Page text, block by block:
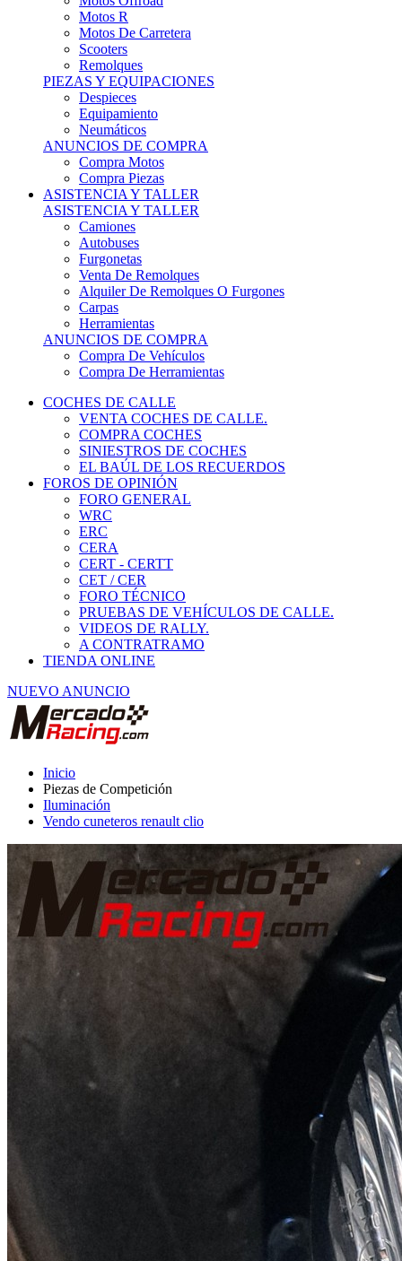
Motos R
Motos De Carretera
Scooters
Remolques
PIEZAS Y EQUIPACIONES
Despieces
Equipamiento
Neumáticos
ANUNCIOS DE COMPRA
Compra Motos
Compra Piezas
ASISTENCIA Y TALLER
ASISTENCIA Y TALLER
Camiones
Autobuses
Furgonetas
Venta De Remolques
Alquiler De Remolques O Furgones
Carpas
Herramientas
ANUNCIOS DE COMPRA
Compra De Vehículos
Compra De Herramientas
COCHES DE CALLE
VENTA COCHES DE CALLE.
COMPRA COCHES
SINIESTROS DE COCHES
EL BAÚL DE LOS RECUERDOS
FOROS DE OPINIÓN
FORO GENERAL
WRC
ERC
CERA
CERT - CERTT
CET / CER
FORO TÉCNICO
PRUEBAS DE VEHÍCULOS DE CALLE.
VIDEOS DE RALLY.
A CONTRATRAMO
TIENDA ONLINE
NUEVO ANUNCIO
Inicio
Piezas de Competición
Iluminación
Vendo cuneteros renault clio